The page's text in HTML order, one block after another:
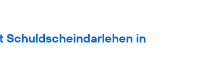
Schuldscheindarlehen in